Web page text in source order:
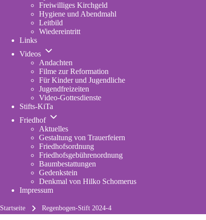
Freiwilliges Kirchgeld
Hygiene und Abendmahl
Leitbild
Wiedereintritt
Links
Videos
Unternavigation
Videos
Andachten
Filme zur Reformation
Für Kinder und Jugendliche
Jugendfreizeiten
Video-Gottesdienste
Stifts-KiTa
in
tab)
Friedhof
Unternavigation
Friedhof
Aktuelles
Gestaltung von Trauerfeiern
Friedhofsordnung
Friedhofsgebührenordnung
tab)
Baumbestattungen
Gedenkstein
Denkmal von Hilko Schomerus
Impressum
Startseite Regenbogen-Stift 2024-4